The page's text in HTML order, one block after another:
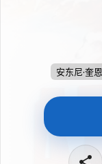
安东尼·奎恩